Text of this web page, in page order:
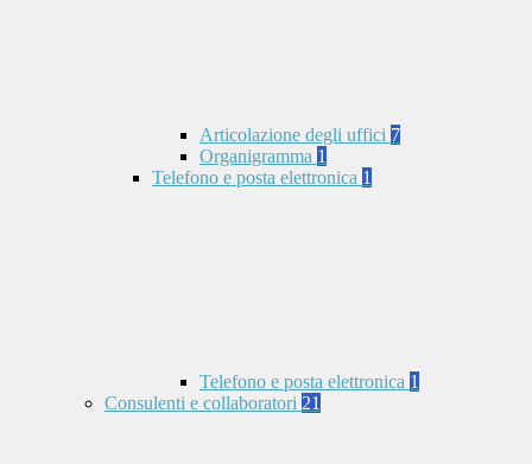
Articolazione degli uffici 7
Organigramma 1
Telefono e posta elettronica 1
Telefono e posta elettronica 1
Consulenti e collaboratori 21